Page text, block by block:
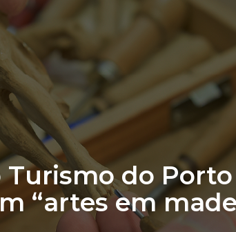
Turismo do
“artes em